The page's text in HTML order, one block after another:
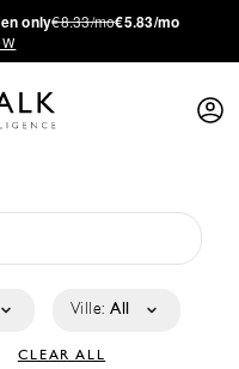
only€8.33/mo€5.83/mo
Ville: All
CLEAR ALL